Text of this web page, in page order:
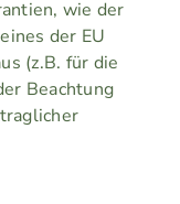
wie der
der EU
(z.B. für die
Beachtung